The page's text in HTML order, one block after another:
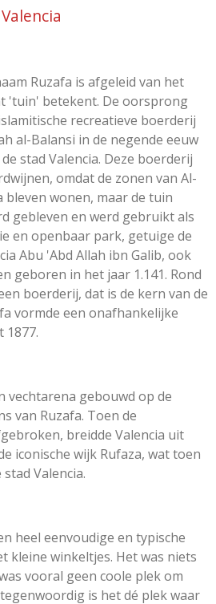
Ruzafa is afgeleid van het
'tuin' betekent. De oorsprong
recreatieve boerderij
al-Balansi in de negende eeuw
stad Valencia. Deze boerderij
omdat de zonen van Al-
bleven wonen, maar de tuin
gebleven en werd gebruikt als
en openbaar park, getuige de
Abu 'Abd Allah ibn Galib, ook
geboren in het jaar 1.141. Rond
boerderij, dat is de kern van de
vormde een onafhankelijke
1877.
vechtarena gebouwd op de
van Ruzafa. Toen de
breidde Valencia uit
iconische wijk Rufaza, wat toen
Valencia.
heel eenvoudige en typische
kleine winkeltjes. Het was niets
vooral geen coole plek om
is het dé plek waar